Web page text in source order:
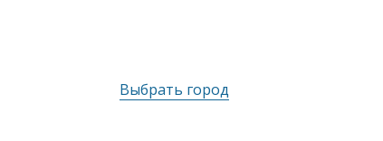
Выбрать город